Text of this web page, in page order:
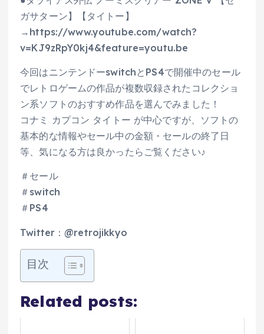
ガサターン】【タイトー】
→https://www.youtube.com/watch?
v=KJ9zRpY0kj4&feature=youtu.be
今回はニンテンドーswitchとPS4で開催中のセール
でレトロゲームの作品が複数収録されたコレクショ
ン系ソフトのおすすめ作品を選んでみました！
コナミ カプコン タイトー が中心ですが、ソフトの
基本的な情報やセール中の金額・セールの終了日
等、気になる方は良かったらご覧ください♪
＃セール
＃switch
＃PS4
Twitter：@retrojikkyo
目次
Related posts: